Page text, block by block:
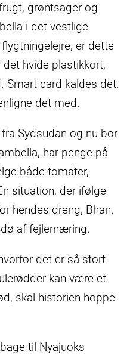
grøntsager og
i det vestlige
er dette
hvide plastikkort,
Smart card kaldes det.
det med.
Sydsudan og nu bor
har penge på
både tomater,
situation, der ifølge
hendes dreng, Bhan.
af fejlernæring.
det er så stort
kan være et
skal historien hoppe
til Nyajuoks